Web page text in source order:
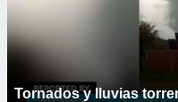
Tornados y lluvias